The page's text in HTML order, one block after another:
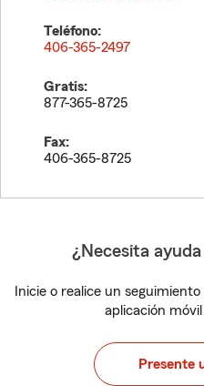
Teléfono:
406-365-2497
Gratis:
877-365-8725
Fax:
406-365-8725
¿Necesita
Inicie o realice un
aplicación
Presente